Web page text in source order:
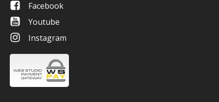
Facebook
Youtube
Instagram